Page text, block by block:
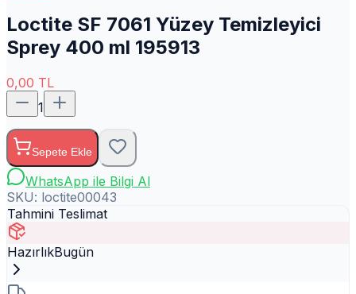
Loctite SF 7061 Yüzey Temizleyici
Sprey 400 ml 195913
0,00 TL
1
Sepete Ekle
WhatsApp ile Bilgi Al
SKU: loctite00043
Tahmini Teslimat
HazırlıkBugün